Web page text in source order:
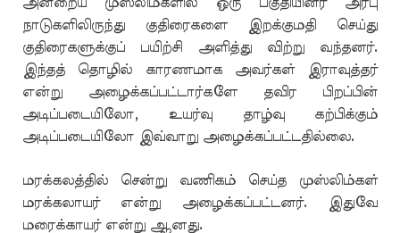
நாடுகளிலிருந்து குதிரைகளை இறக்குமதி செய்து
குதிரைகளுக்குப் பயிற்சி அளித்து விற்று வந்தனர்.
இந்தத் தொழில் காரணமாக அவர்கள் இராவுத்தர்
என்று அழைக்கப்பட்டார்களே தவிர பிறப்பின்
அடிப்படையிலோ, உயர்வு தாழ்வு கற்பிக்கும்
அடிப்படையிலோ இவ்வாறு அழைக்கப்பட்டதில்லை.
மரக்கலத்தில் சென்று வணிகம் செய்த முஸ்லிம்கள்
மரக்கலாயர் என்று அழைக்கப்பட்டனர். இதுவே
மரைக்காயர் என்று ஆனது.